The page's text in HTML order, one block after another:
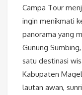
Campa Tour
ingin menikmati
panorama yang
Gunung
satu destinasi
Kabupaten
lautan awan,